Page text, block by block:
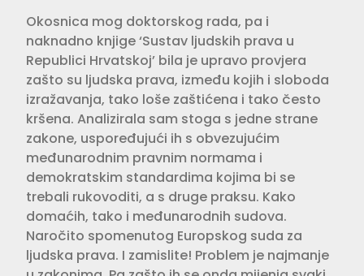
Okosnica mog doktorskog rada, pa i
naknadno knjige ‘Sustav ljudskih prava u
Republici Hrvatskoj’ bila je upravo provjera
zašto su ljudska prava, između kojih i sloboda
izražavanja, tako loše zaštićena i tako često
kršena. Analizirala sam stoga s jedne strane
zakone, uspoređujući ih s obvezujućim
međunarodnim pravnim normama i
demokratskim standardima kojima bi se
trebali rukovoditi, a s druge praksu. Kako
domaćih, tako i međunarodnih sudova.
Naročito spomenutog Europskog suda za
ljudska prava. I zamislite! Problem je najmanje